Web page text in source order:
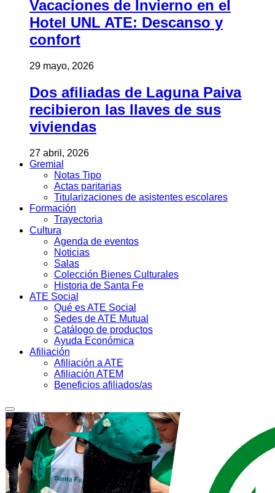
Vacaciones de Invierno en el
Hotel UNL ATE: Descanso y
confort
29 mayo, 2026
Dos afiliadas de Laguna Paiva
recibieron las llaves de sus
viviendas
27 abril, 2026
Gremial
Notas Tipo
Actas paritarias
Titularizaciones de asistentes escolares
Formación
Trayectoria
Cultura
Agenda de eventos
Noticias
Salas
Colección Bienes Culturales
Historia de Santa Fe
ATE Social
Qué es ATE Social
Sedes de ATE Mutual
Catálogo de productos
Ayuda Económica
Afiliación
Afiliación a ATE
Afiliación ATEM
Beneficios afiliados/as